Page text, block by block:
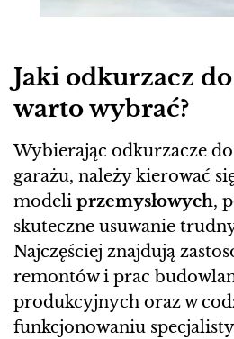
Jaki odkurzacz
warto wybrać?
Wybierając odkurzacze
garażu, należy kierować
modeli przemysłowych,
skuteczne usuwanie
Najczęściej znajdują
remontów i prac
produkcyjnych oraz w
funkcjonowaniu